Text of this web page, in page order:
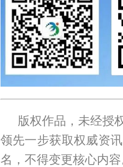
版权作品，未经授
领先一步获取权威资
名，不得变更核心内